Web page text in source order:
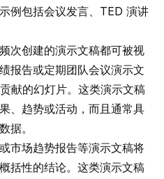
例包括会议发言、TED 演讲
次创建的演示文稿都可被视
报告或定期团队会议演示文
献的幻灯片。这类演示文稿
、趋势或活动，而且通常具
据。
市场趋势报告等演示文稿将
括性的结论。这类演示文稿